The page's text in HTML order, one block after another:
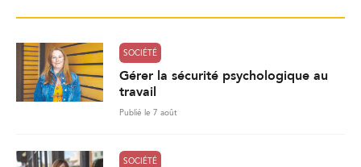
SOCIÉTÉ
Gérer la sécurité psychologique au
travail
Publié le 7 août
SOCIÉTÉ